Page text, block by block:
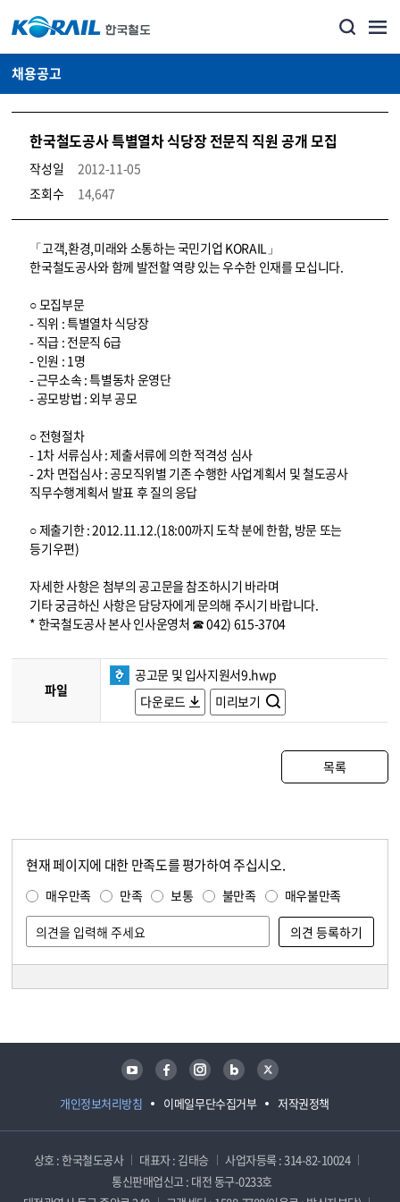
채용공고
한국철도공사 특별열차 식당장 전문직 직원 공개 모집
작성일
2012-11-05
조회수
14,647
코레일소개_경영공시_채용공고 상세보기 – 내용, 파일, 담당자 연락처로 구성
「고객,환경,미래와 소통하는 국민기업 KORAIL」
한국철도공사와 함께 발전할 역량 있는 우수한 인재를 모십니다.
○ 모집부문
- 직위 : 특별열차 식당장
- 직급 : 전문직 6급
- 인원 : 1명
- 근무소속 : 특별동차 운영단
- 공모방법 : 외부 공모
○ 전형절차
- 1차 서류심사 : 제출서류에 의한 적격성 심사
- 2차 면접심사 : 공모직위별 기존 수행한 사업계획서 및 철도공사
직무수행계획서 발표 후 질의 응답
○ 제출기한 : 2012.11.12.(18:00까지 도착 분에 한함, 방문 또는
등기우편)
자세한 사항은 첨부의 공고문을 참조하시기 바라며
기타 궁금하신 사항은 담당자에게 문의해 주시기 바랍니다.
* 한국철도공사 본사 인사운영처 ☎ 042) 615-3704
파일
공고문 및 입사지원서9.hwp
다운로드
미리보기
목록
현재 페이지에 대한 만족도를 평가하여 주십시오.
매우만족 만족 보통 불만족 매우불만족
개인정보처리방침 이메일무단수집거부 저작권정책
유튜브 페이스북 인스타그램 블로그 트위터
상호 : 한국철도공사 대표자 : 김태승
사업자등록 : 314-82-10024
통신판매업신고 : 대전 동구-0233호